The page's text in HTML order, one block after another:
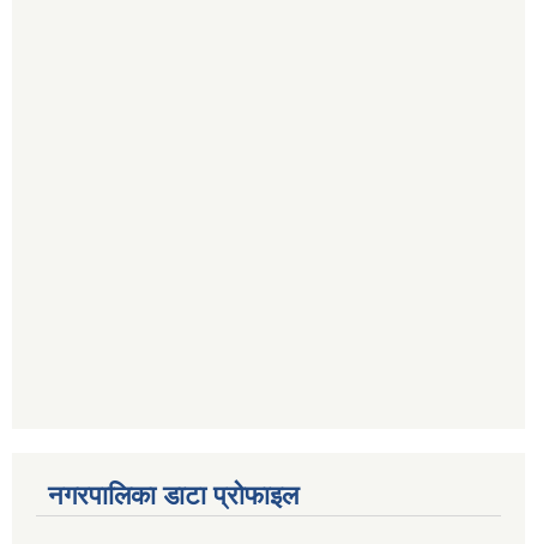
नगरपालिका डाटा प्रोफाइल